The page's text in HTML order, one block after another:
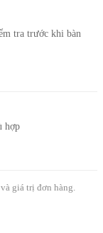
tra trước khi bàn
hợp
giá trị đơn hàng.